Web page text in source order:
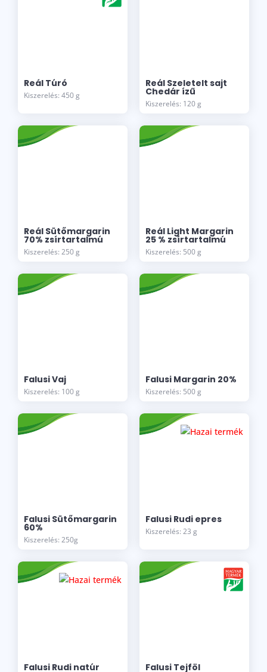
Reál Túró
Kiszerelés: 450 g
Reál Szeletelt sajt
Chedár ízű
Kiszerelés: 120 g
Reál Sütőmargarin
70% zsírtartalmú
Kiszerelés: 250 g
Reál Light Margarin
25 % zsírtartalmú
Kiszerelés: 500 g
Falusi Vaj
Kiszerelés: 100 g
Falusi Margarin 20%
Kiszerelés: 500 g
Falusi Sütőmargarin
60%
Kiszerelés: 250g
Falusi Rudi epres
Kiszerelés: 23 g
Falusi Rudi natúr Falusi Tejföl